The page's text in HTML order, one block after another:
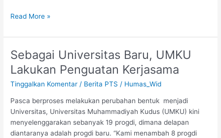
Read More »
Sebagai Universitas Baru, UMKU
Lakukan Penguatan Kerjasama
Tinggalkan Komentar / Berita PTS / Humas_Wid
Pasca berproses melakukan perubahan bentuk menjadi
Universitas, Universitas Muhammadiyah Kudus (UMKU) kini
menyelenggarakan sebanyak 19 progdi, dimana delapan
diantaranya adalah progdi baru. “Kami menambah 8 progdi
Sebagai
Universitas
Baru,
UMKU
Penguatan